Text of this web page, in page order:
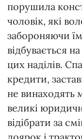
порушила
чоловік, які
забороняючи
відбувається
цих наділів.
кредити,
не винаходять
великі
відібрати за